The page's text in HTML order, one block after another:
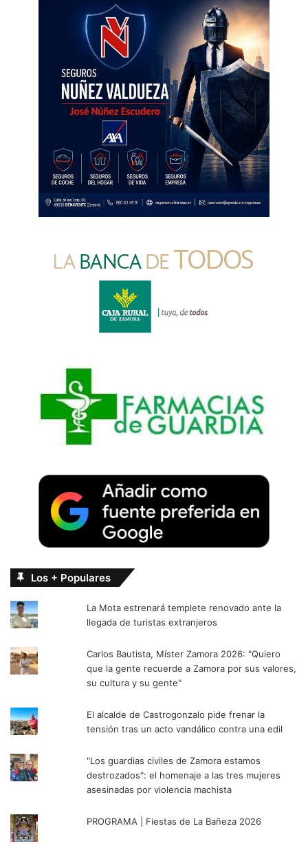
Los + Populares
La Mota estrenará templete renovado ante la
llegada de turistas extranjeros
Carlos Bautista, Míster Zamora 2026: "Quiero
que la gente recuerde a Zamora por sus valores,
su cultura y su gente"
El alcalde de Castrogonzalo pide frenar la
tensión tras un acto vandálico contra una edil
"Los guardias civiles de Zamora estamos
destrozados": el homenaje a las tres mujeres
asesinadas por violencia machista
PROGRAMA | Fiestas de La Bañeza 2026